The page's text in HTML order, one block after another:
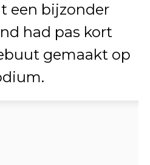
een bijzonder
had pas kort
gemaakt op